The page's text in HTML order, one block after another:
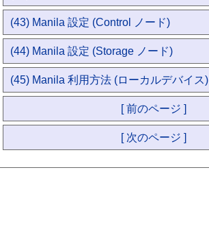
(43) Manila 設定 (Control ノード)
(44) Manila 設定 (Storage ノード)
(45) Manila 利用方法 (ローカルデバイス)
[ 前のページ ]
[ 次のページ ]